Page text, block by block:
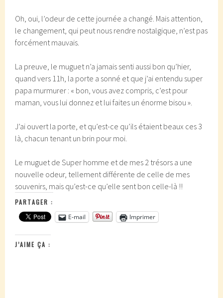
Oh, oui, l’odeur de cette journée a changé. Mais attention,
le changement, qui peut nous rendre nostalgique, n’est pas
forcément mauvais.
La preuve, le muguet n’a jamais senti aussi bon qu’hier,
quand vers 11h, la porte a sonné et que j’ai entendu super
papa murmurer : « bon, vous avez compris, c’est pour
maman, vous lui donnez et lui faites un énorme bisou ».
J’ai ouvert la porte, et qu’est-ce qu’ils étaient beaux ces 3
là, chacun tenant un brin pour moi.
Le muguet de Super homme et de mes 2 trésors a une
nouvelle odeur, tellement différente de celle de mes
souvenirs, mais qu’est-ce qu’elle sent bon celle-là !!
PARTAGER :
E-mail
Imprimer
J’AIME ÇA :